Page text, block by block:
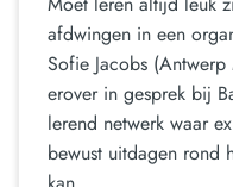
afdwingen in een
Sofie Jacobs
erover in gesprek bij
lerend netwerk waar
bewust uitdagen rond